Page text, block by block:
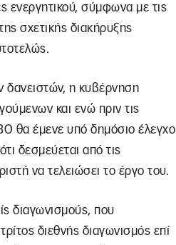
ενεργητικού, σύμφωνα με τις
σχετικής διακήρυξης
δανειστών, η κυβέρνηση
και ενώ πριν τις
θα έμενε υπό δημόσιο έλεγχο
δεσμεύεται από τις
να τελειώσει το έργο του.
διαγωνισμούς, που
διεθνής διαγωνισμός επί